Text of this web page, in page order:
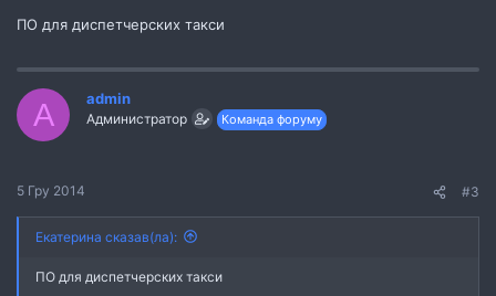
ПО для диспетчерских такси
A admin
Администратор Команда форуму
5 Гру 2014 #3
Екатерина сказав(ла):
ПО для диспетчерских такси